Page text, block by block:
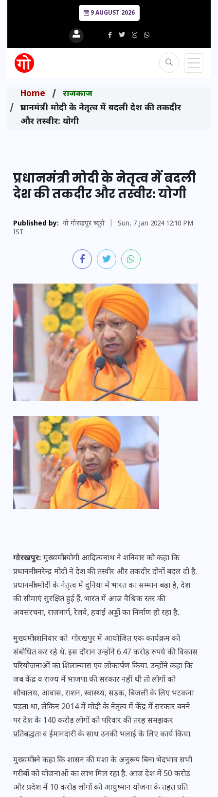
9 AUGUST 2026
Home
राजकाज
प्रधानमंत्री मोदी के नेतृत्व में बदली देश की तकदीर
और तस्वीर: योगी
प्रधानमंत्री मोदी के नेतृत्व में बदली
देश की तकदीर और तस्वीर: योगी
Published by: गो गोरखपुर ब्यूरो
Sun, 7 Jan 2024 12:10 PM
IST
गोरखपुर: मुख्यमंत्री योगी आदित्यनाथ ने शनिवार को कहा कि
प्रधानमंत्री नरेन्द्र मोदी ने देश की तस्वीर और तकदीर दोनों बदल दी है.
प्रधानमंत्री मोदी के नेतृत्व में दुनिया में भारत का सम्मान बढ़ा है, देश
की सीमाएं सुरक्षित हुई हैं. भारत में आज वैश्विक स्तर की
अवसंरचना, राजमार्ग, रेलवे, हवाई अड्डों का निर्माण हो रहा है.
मुख्यमंत्री शनिवार को गोरखपुर में आयोजित एक कार्यक्रम को
संबोधित कर रहे थे. इस दौरान उन्होंने 6.47 करोड़ रुपये की विकास
परियोजनाओं का शिलान्यास एवं लोकार्पण किया. उन्होंने कहा कि
जब केंद्र व राज्य में भाजपा की सरकार नहीं थी तो लोगों को
शौचालय, आवास, राशन, स्वास्थ्य, सड़क, बिजली के लिए भटकना
पड़ता था, लेकिन 2014 में मोदी के नेतृत्व में केंद्र में सरकार बनने
पर देश के 140 करोड़ लोगों को परिवार की तरह समझकर
प्रतिबद्धता व ईमानदारी के साथ उनकी भलाई के लिए कार्य किया.
मुख्यमंत्री ने कहा कि शासन की मंशा के अनुरूप बिना भेदभाव सभी
गरीबों को योजनाओं का लाभ मिल रहा है. आज देश में 50 करोड़
और प्रदेश में 10 करोड़ लोगों को आयुष्मान योजना के तहत प्रति